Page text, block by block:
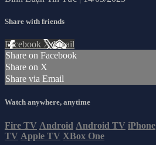
Share with friends
Facebook XEmail
Share on Facebook
Share on X
Share via Email
Watch anywhere, anytime
Fire TV Android Android TV iPhone
TV Apple TV XBox One